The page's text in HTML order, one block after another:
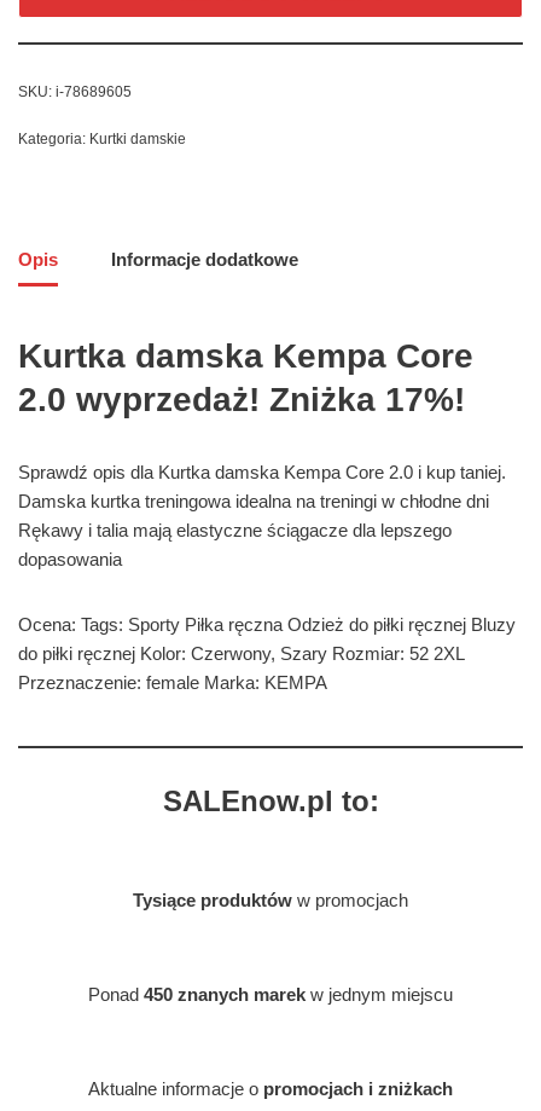
SKU: i-78689605
Kategoria: Kurtki damskie
Opis Informacje dodatkowe
Kurtka damska Kempa Core
2.0 wyprzedaż! Zniżka 17%!
Sprawdź opis dla Kurtka damska Kempa Core 2.0 i kup taniej.
Damska kurtka treningowa idealna na treningi w chłodne dni
Rękawy i talia mają elastyczne ściągacze dla lepszego
dopasowania
Ocena: Tags: Sporty Piłka ręczna Odzież do piłki ręcznej Bluzy
do piłki ręcznej Kolor: Czerwony, Szary Rozmiar: 52 2XL
Przeznaczenie: female Marka: KEMPA
SALEnow.pl to:
Tysiące produktów w promocjach
Ponad 450 znanych marek w jednym miejscu
Aktualne informacje o promocjach i zniżkach